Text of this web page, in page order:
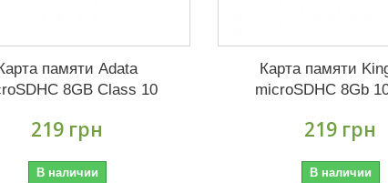
памяти Adata
8GB Class 10
219 грн
В наличии
Карта памяти
microSDHC 8Gb
219 грн
В наличии